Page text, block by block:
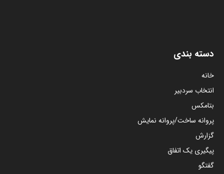
دسته بندی
خانه
انتخاب سردبیر
بتامکس
پروانه ساخت/پروانه نمایش
گزارش
پیگیری یک اتفاق
گفتگو